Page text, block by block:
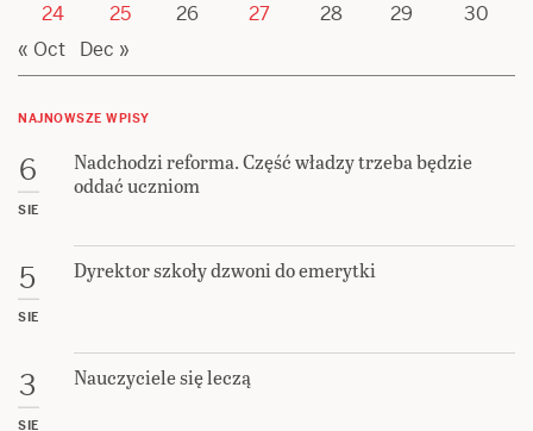
24
25 26 27 28 29
30
« Oct
Dec »
NAJNOWSZE WPISY
6
SIE
Nadchodzi reforma. Część władzy trzeba będzie
oddać uczniom
5
SIE
Dyrektor szkoły dzwoni do emerytki
3
SIE
Nauczyciele się leczą